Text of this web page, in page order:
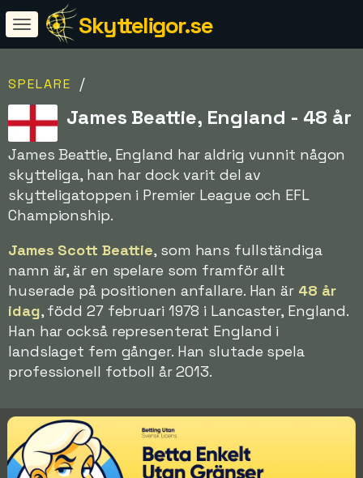
Skytteligor.se
SPELARE /
James Beattie, England - 48 år
James Beattie, England har aldrig vunnit någon
skytteliga, han har dock varit del av
skytteligatoppen i Premier League och EFL
Championship.
James Scott Beattie, som hans fullständiga
namn är, är en spelare som framför allt
huserade på positionen anfallare. Han är 48 år
idag, född 27 februari 1978 i Lancaster, England.
Han har också representerat England i
landslaget fem gånger. Han slutade spela
professionell fotboll år 2013.